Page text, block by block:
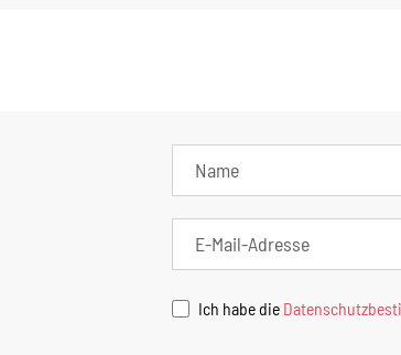
Ich habe die